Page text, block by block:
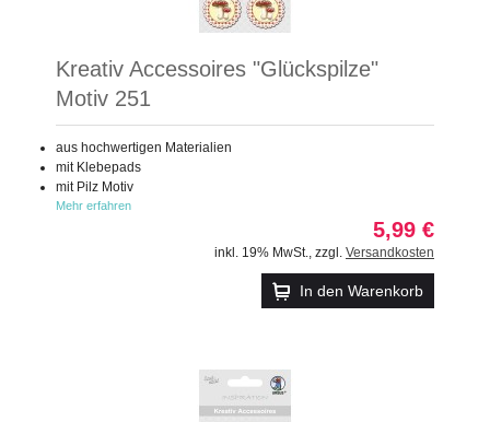
Kreativ Accessoires "Glückspilze"
Motiv 251
aus hochwertigen Materialien
mit Klebepads
mit Pilz Motiv
Mehr erfahren
5,99 €
inkl. 19% MwSt. zzgl. Versandkosten
In den Warenkorb